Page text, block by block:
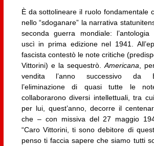
È da sottolineare il ruolo fondamentale
nello “sdoganare” la narrativa
seconda guerra mondiale: l’antologia
uscì in prima edizione nel 1941.
fascista contestò le note critiche
Vittorini) e la sequestrò. Americana ,
vendita l’anno successivo da
l’eliminazione di quasi tutte le
collaborarono diversi intellettuali, tra
per lui, quest’anno, decorre il
che – con missiva del 27 maggio
“Caro Vittorini, ti sono debitore di
penso ti faccia sapere che siamo tutti